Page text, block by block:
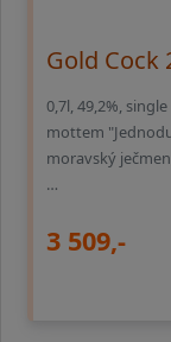
Gold Cock
0,7l, 49,2%,
mottem
moravský
…
3 509,-